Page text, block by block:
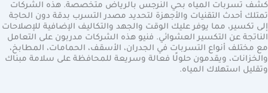
كشف تسربات المياه بحي النرجس بالرياض متخصصة. هذه الشركات
تمتلك أحدث التقنيات والأجهزة لتحديد مصدر التسرب بدقة دون الحاجة
إلى تكسير، مما يوفر عليك الوقت والجهد والتكاليف الإضافية للإصلاحات
الناتجة عن التكسير العشوائي. فنيو هذه الشركات مدربون على التعامل
مع مختلف أنواع التسربات في الجدران، الأسقف، الحمامات، المطابخ،
والخزانات، ويقدمون حلولًا فعالة وسريعة للمحافظة على سلامة مبناك
وتقليل استهلاك المياه.